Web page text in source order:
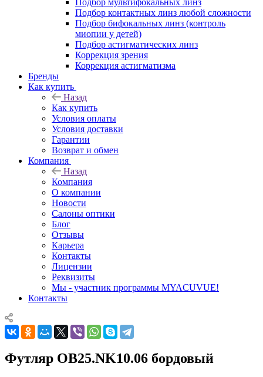
Подбор мультифокальных линз
Подбор контактных линз любой сложности
Подбор бифокальных линз (контроль
миопии у детей)
Подбор астигматических линз
Коррекция зрения
Коррекция астигматизма
Бренды
Как купить
Назад
Как купить
Условия оплаты
Условия доставки
Гарантии
Возврат и обмен
Компания
Назад
Компания
О компании
Новости
Салоны оптики
Блог
Отзывы
Карьера
Контакты
Лицензии
Реквизиты
Мы - участник программы MYACUVUE!
Контакты
Футляр OB25.NK10.06 бордовый